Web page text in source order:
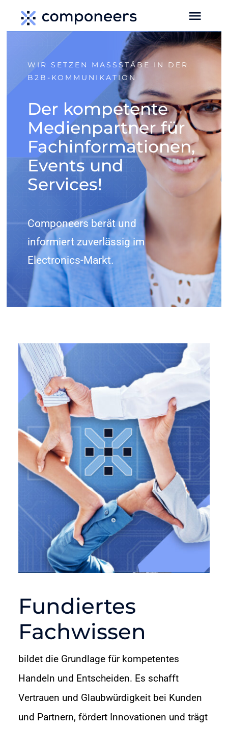
Inhalt
SERVICES
EVENTS
MEDIADATEN
NEWS
KONTAKT
SHOP
WIR SETZEN MASSSTÄBE IN DER B
2B-KOMMUNIKATION
Der kompetente
Medienpartner für
Fachinformationen,
Events und
Services!
Componeers berät und
informiert zuverlässig im
Electronics-Markt.
Fundiertes
Fachwissen
bildet die Grundlage für kompetentes
Handeln und Entscheiden. Es schafft
Vertrauen und Glaubwürdigkeit bei Kunden
und Partnern, fördert Innovationen und trägt